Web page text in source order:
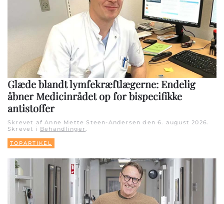
Glæde blandt lymfekræftlægerne: Endelig
åbner Medicinrådet op for bispecifikke
antistoffer
Skrevet af Anne Mette Steen-Andersen den6. august 2026.
Skrevet i Behandlinger.
TOPARTIKEL